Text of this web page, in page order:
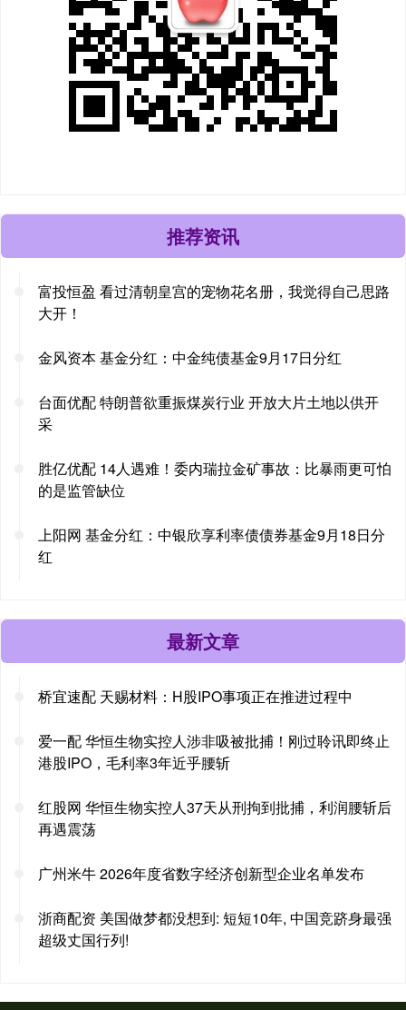
推荐资讯
富投恒盈 看过清朝皇宫的宠物花名册，我觉得自己思路
大开！
金风资本 基金分红：中金纯债基金9月17日分红
台面优配 特朗普欲重振煤炭行业 开放大片土地以供开
采
胜亿优配 14人遇难！委内瑞拉金矿事故：比暴雨更可怕
的是监管缺位
上阳网 基金分红：中银欣享利率债债券基金9月18日分
红
最新文章
桥宜速配 天赐材料：H股IPO事项正在推进过程中
爱一配 华恒生物实控人涉非吸被批捕！刚过聆讯即终止
港股IPO，毛利率3年近乎腰斩
红股网 华恒生物实控人37天从刑拘到批捕，利润腰斩后
再遇震荡
广州米牛 2026年度省数字经济创新型企业名单发布
浙商配资 美国做梦都没想到: 短短10年, 中国竞跻身最强
超级丈国行列!